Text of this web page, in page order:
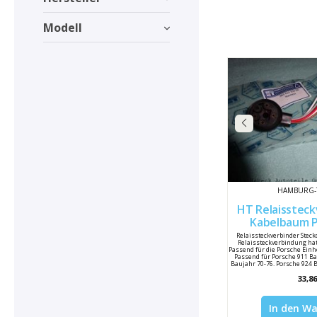
Modell
HT
Kabelbaum
Relaissteckverbinder
Relaissteckverbindung
Passend für die Porsche
Passend für Porsche 911
Baujahr 70-76. Porsche 924
Baujahr 91-95. Hersteller:
In den